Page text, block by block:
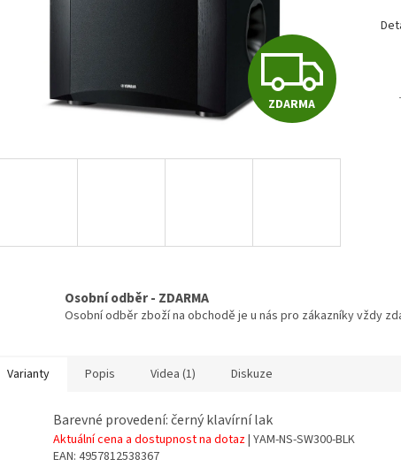
Z
D
R
M
ZDARMA
Osobní odběr - ZDARMA
Osobní odběr zboží na obchodě je u nás pro zákazníky vždy
Varianty Popis Videa (1) Diskuze
Barevné provedení: černý klavírní lak
Aktuální cena a dostupnost na dotaz| YAM-NS-SW300-BLK
EAN: 4957812538367